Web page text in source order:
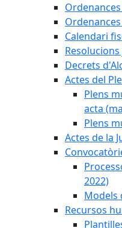
Ordenances
Calendari
Decrets
Actes del
Plens
acta
Plens
Actes de la
2022)
Models
Recursos